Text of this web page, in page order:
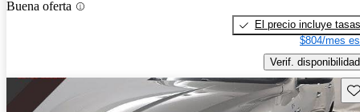
Buena oferta
El precio incluye tasas
$804/mes
Verif. disponibilidad